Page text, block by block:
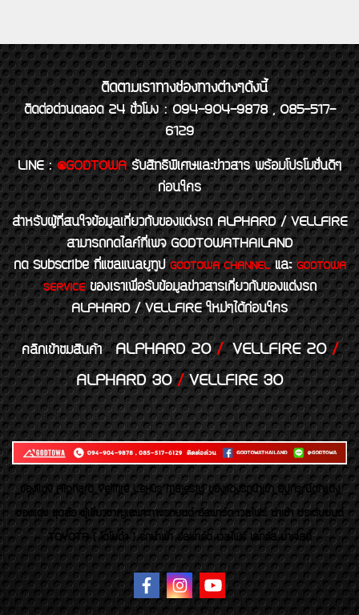
ติดตามเราทางช่องทางต่างๆดังนี้
ติดต่อด่วนตลอด 24 ชั่วโมง : 094-904-9878 , 085-517-
6129
LINE : @GODTOWA รับสิทธิพิเศษและข่าวสาร พร้อมโปรโมชั่นดีๆ
ก่อนใคร
สำหรับผู้ที่สนใจข้อมูลเกี่ยวกับของแต่งรถ ALPHARD / VELLFIRE
สามารถกดไลค์ที่เพจ GODTOWATHAILAND
กด Subscribe ที่แชลแนลยูทูปGODTOWA CHANNELและGODTOWA
SERVICEของเราเพื่อรับข้อมูลข่าวสารเกี่ยวกับของแต่งรถ
ALPHARD / VELLFIRE ใหม่ๆได้ก่อนใคร
คลิกเข้าชมสินค้า ALPHARD 20/VELLFIRE 20/
ALPHARD 30/VELLFIRE 30
ของเเต่ง Alphard Vellfire Lexus Majesty ของเเต่งรถนำเข้า อุปกรณ์ตกแต่ง
ของแต่ง ชุดล้อ ผู้เชี่ยวชาญเฉพาะทางรถยนต์ อัลพาร์ด เวลไฟร์ นำเข้า ประดับยนต์
TOYOTA ( โตโยต้า ) รถนำเข้า อัลพาร์ด เวลไฟร์ เลกซัส มาเจสตี้